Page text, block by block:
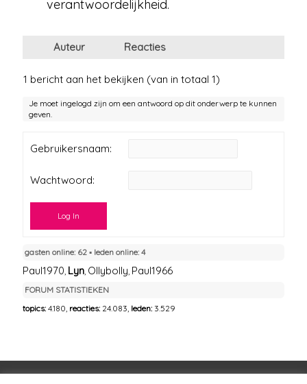
verantwoordelijkheid.
Auteur Reacties
1 bericht aan het bekijken (van in totaal 1)
Je moet ingelogd zijn om een antwoord op dit onderwerp te kunnen
geven.
Gebruikersnaam:
Wachtwoord:
Log In
gasten online: 62 ▪︎ leden online: 4
Paul1970 Lyn Ollybolly Paul1966
FORUM STATISTIEKEN
topics:4.180, reacties: 24.083, leden: 3.529